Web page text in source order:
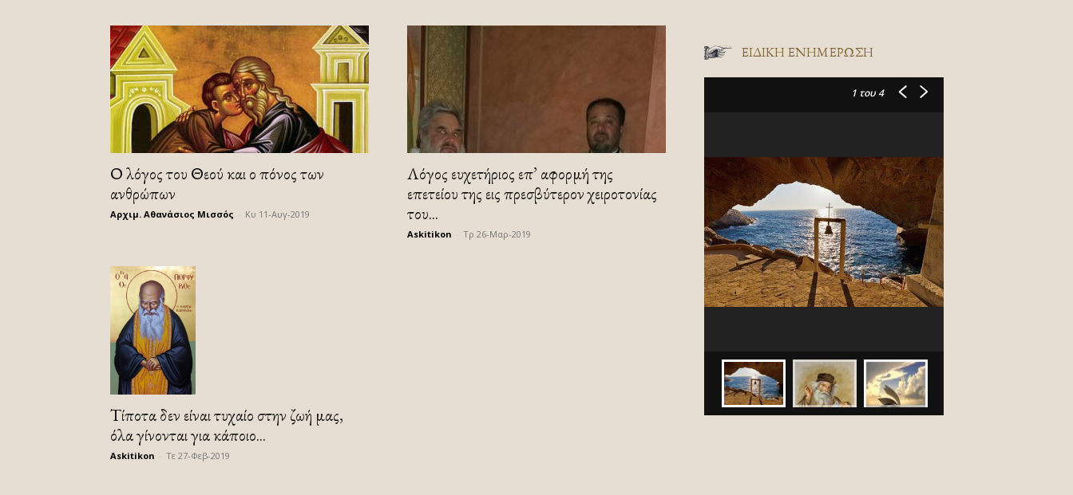
Ο λόγος του Θεού και ο πόνος των
ανθρώπων
Αρχιμ. Αθανάσιος Μισσός Κυ 11-Αυγ-2019
Λόγος ευχετήριος επ’ αφορμή της
επετείου της εις πρεσβύτερον χειροτονίας
του...
Askitikon Τρ 26-Μαρ-2019
Τίποτα δεν είναι τυχαίο στην ζωή μας,
όλα γίνονται για κάποιο...
Askitikon Τε 27-Φεβ-2019
ΕΙΔΙΚΉ ΕΝΗΜΈΡΩΣΗ
1 του 4